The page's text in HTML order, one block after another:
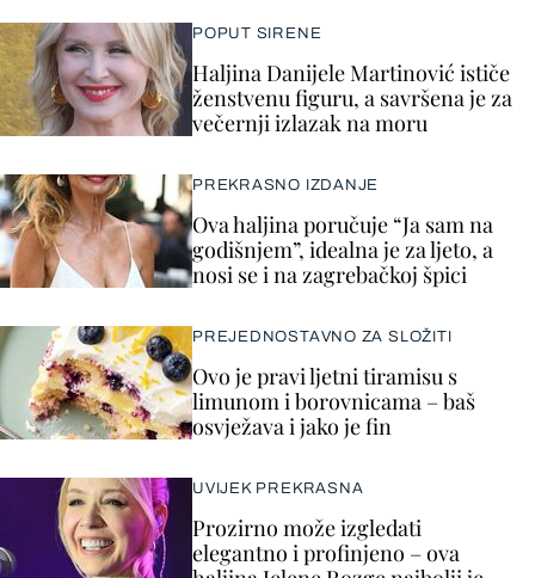
POPUT SIRENE
Haljina Danijele Martinović ističe
ženstvenu figuru, a savršena je za
večernji izlazak na moru
PREKRASNO IZDANJE
Ova haljina poručuje “Ja sam na
godišnjem”, idealna je za ljeto, a
nosi se i na zagrebačkoj špici
PREJEDNOSTAVNO ZA SLOŽITI
Ovo je pravi ljetni tiramisu s
limunom i borovnicama – baš
osvježava i jako je fin
UVIJEK PREKRASNA
Prozirno može izgledati
elegantno i profinjeno – ova